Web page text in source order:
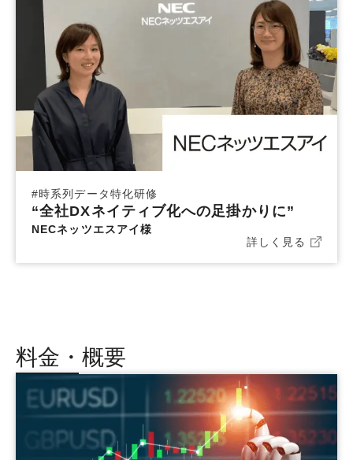
#時系列データ特化研修
“全社DXネイティブ化への足掛かりに”
NECネッツエスアイ様
詳しく見る
料金・概要